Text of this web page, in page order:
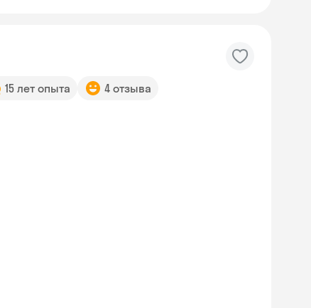
15 лет опыта 4 отзыва